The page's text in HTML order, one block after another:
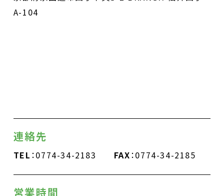
A-104
連絡先
TEL ：0774-34-2183 FAX ：0774-34-2185
営業時間